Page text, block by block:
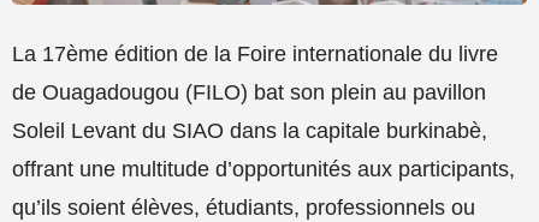
La 17ème édition de la Foire internationale du livre
de Ouagadougou (FILO) bat son plein au pavillon
Soleil Levant du SIAO dans la capitale burkinabè,
offrant une multitude d’opportunités aux participants,
qu’ils soient élèves, étudiants, professionnels ou